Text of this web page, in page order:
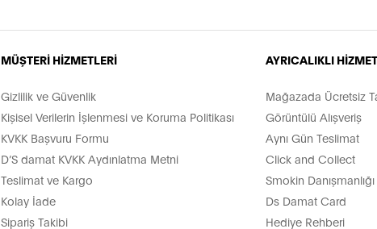
MÜŞTERİ HİZMETLERİ
Gizlilik ve Güvenlik
Kişisel Verilerin İşlenmesi ve Koruma Politikası
KVKK Başvuru Formu
D’S damat KVKK Aydınlatma Metni
Teslimat ve Kargo
Kolay İade
Sipariş Takibi
AYRICALIKLI
Mağazada Ücretsiz
Görüntülü Alışveriş
Aynı Gün Teslimat
Click and Collect
Smokin Danışmanlığı
Ds Damat Card
Hediye Rehberi